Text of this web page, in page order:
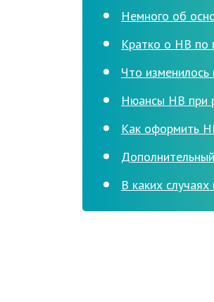
Немного об
Кратко о НВ по
Что изменилось
Нюансы НВ при
Как оформить
В каких